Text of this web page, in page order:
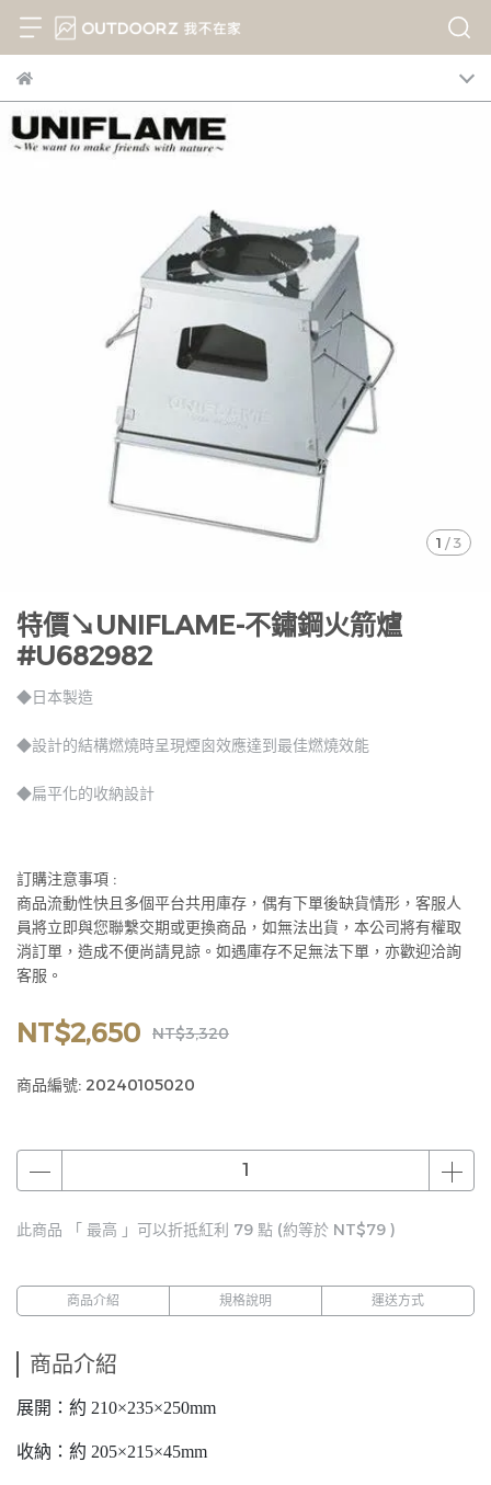
1 / 3
特價↘UNIFLAME-不鏽鋼火箭爐
#U682982
◆日本製造
◆設計的結構燃燒時呈現煙囪效應達到最佳燃燒效能
◆扁平化的收納設計
訂購注意事項 :
商品流動性快且多個平台共用庫存，偶有下單後缺貨情形，客服人
員將立即與您聯繫交期或更換商品，如無法出貨，本公司將有權取
消訂單，造成不便尚請見諒。如遇庫存不足無法下單，亦歡迎洽詢
客服。
NT$2,650 NT$3,320
商品編號: 20240105020
此商品 「 最高 」可以折抵紅利 79 點 (約等於 NT$79 )
商品介紹 規格說明 運送方式
商品介紹
展開：約 210×235×250mm
收納：約 205×215×45mm